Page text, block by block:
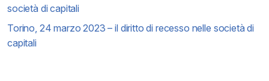
società di capitali
Torino, 24 marzo 2023 – il diritto di recesso nelle società di
capitali